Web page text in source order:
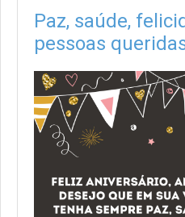
Paz, saúde,
pessoas